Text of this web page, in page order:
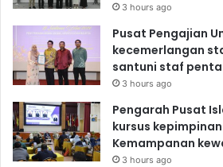
3 hours ago
Pusat Pengajian
kecemerlangan
santuni staf
3 hours ago
Pengarah Pusat
kursus
Kemampanan
3 hours ago